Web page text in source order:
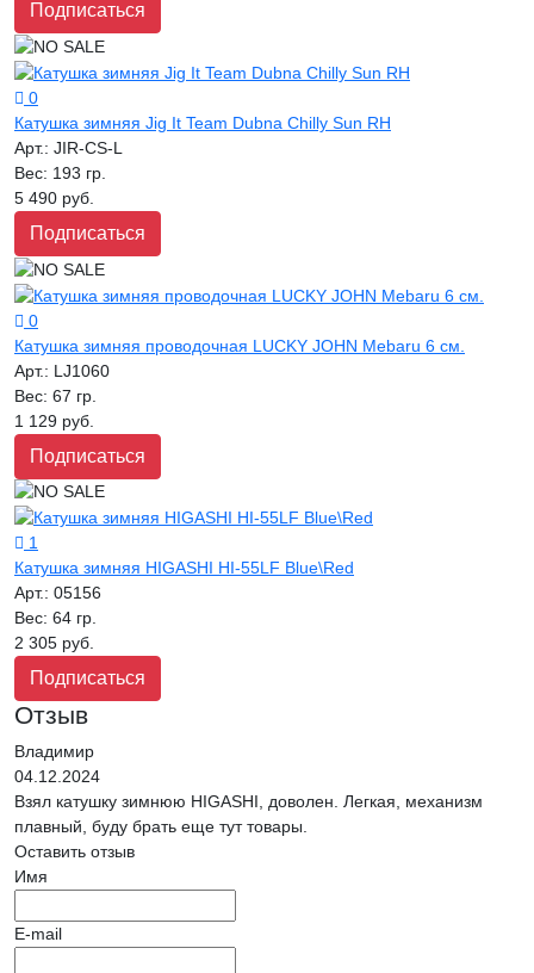
Подписаться
0
Катушка зимняя Jig It Team Dubna Chilly Sun RH
Арт.: JIR-CS-L
Вес: 193 гр.
5 490 руб.
Подписаться
0
Катушка зимняя проводочная LUCKY JOHN Mebaru 6 см.
Арт.: LJ1060
Вес: 67 гр.
1 129 руб.
Подписаться
1
Катушка зимняя HIGASHI HI-55LF Blue\Red
Арт.: 05156
Вес: 64 гр.
2 305 руб.
Подписаться
Отзыв
Владимир
04.12.2024
Взял катушку зимнюю HIGASHI, доволен. Легкая, механизм
плавный, буду брать еще тут товары.
Оставить отзыв
Имя
E-mail